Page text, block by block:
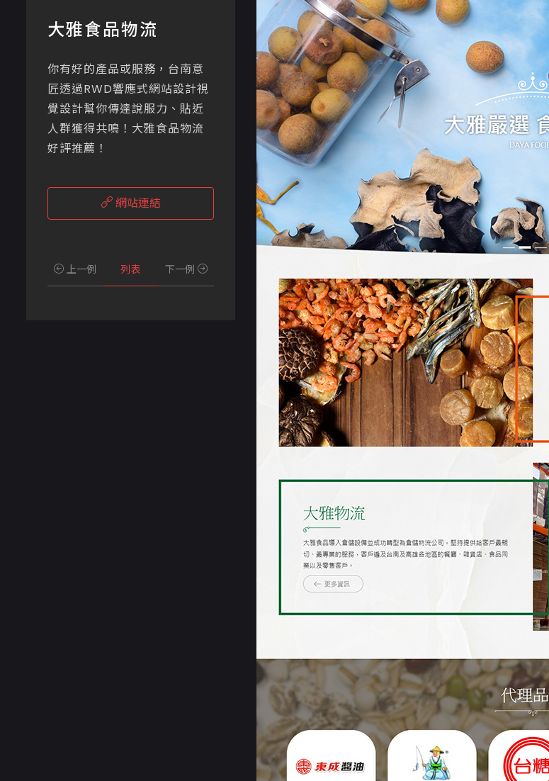
大雅食品物流
你有好的產品或服務，台南意
匠透過RWD響應式網站設計視
覺設計幫你傳達說服力、貼近
人群獲得共鳴！大雅食品物流
好評推薦！
網站連結
上一例 列表 下一例